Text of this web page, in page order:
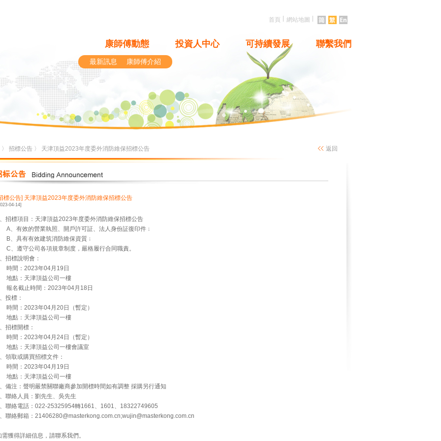
首頁 網站地圖
康師傅動態 投資人中心 可持續發展 聯繫我們
最新訊息 康師傅介紹
〉 招標公告 〉 天津頂益2023年度委外消防維保招標公告 返回
標公告] 天津頂益2023年度委外消防維保招標公告
04-14]
招標項目：天津頂益2023年度委外消防維保招標公告
有效的營業執照、開戶許可証、法人身份証復印件﹔
具有有效建筑消防維保資質﹔
遵守公司各項規章制度，嚴格履行合同職責。
招標說明會：
間：2023年04月19日
點：天津頂益公司一樓
名截止時間：2023年04月18日
投標：
間：2023年04月20日（暫定）
點：天津頂益公司一樓
招標開標：
間：2023年04月24日（暫定）
點：天津頂益公司一樓會議室
領取或購買招標文件：
間：2023年04月19日
點：天津頂益公司一樓
備注：聲明嚴禁關聯廠商參加開標時間如有調整 採購另行通知
聯絡人員：劉先生、吳先生
聯絡電話：022-25325954轉1661、1601、18322749605
聯絡郵箱：21406280@masterkong.com.cn;wujin@masterkong.com.cn
需獲得詳細信息，請聯系我們。